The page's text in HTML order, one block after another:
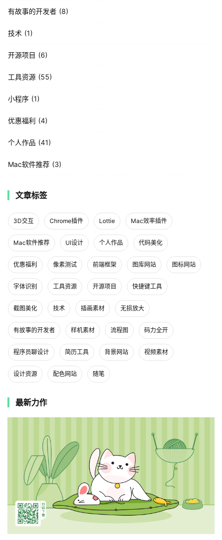
有故事的开发者 8
技术 1
开源项目 6
工具资源 55
小程序 1
优惠福利 4
个人作品 41
Mac软件推荐 3
文章标签
3D交互 Chrome插件 Lottie Mac效率插件
Mac软件推荐 UI设计 个人作品 代码美化
优惠福利 像素测试 前端框架 图库网站 图标网站
字体识别 工具资源 开源项目 快捷键工具
截图美化 技术 插画素材 无损放大
有故事的开发者 样机素材 流程图 码力全开
程序员聊设计 简历工具 背景网站 视频素材
设计资源 配色网站 随笔
最新力作